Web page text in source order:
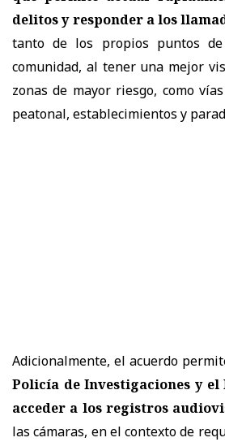
delitos y responder a los
tanto de los propios puntos
comunidad, al tener una mejor
zonas de mayor riesgo, como
peatonal, establecimientos y
Adicionalmente, el acuerdo
Policía de Investigaciones y
acceder a los registros
las cámaras, en el contexto de